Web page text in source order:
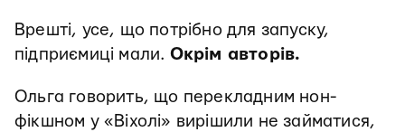
Врешті, усе, що потрібно для запуску,
підприємиці мали. Окрім авторів.
Ольга говорить, що перекладним нон-
фікшном у «Віхолі» вирішили не займатися,